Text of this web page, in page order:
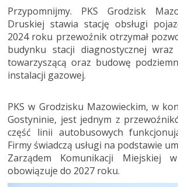
Przypomnijmy. PKS Grodzisk
Druskiej stawia stację obsługi
2024 roku przewoźnik otrzymał
budynku stacji diagnostycznej
towarzyszącą oraz budowę
instalacji gazowej.
PKS w Grodzisku Mazowieckim, w
Gostyninie, jest jednym z
część linii autobusowych
Firmy świadczą usługi na podstawie
Zarządem Komunikacji Miejskiej
obowiązuje do 2027 roku.